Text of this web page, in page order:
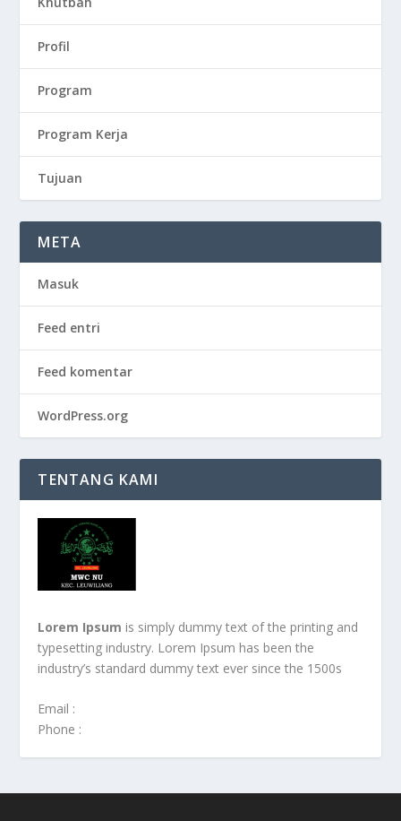
Profil
Program
Program Kerja
Tujuan
META
Masuk
Feed entri
Feed komentar
WordPress.org
TENTANG KAMI
Lorem Ipsum is simply dummy text of the printing and
typesetting industry. Lorem Ipsum has been the
industry’s standard dummy text ever since the 1500s
Email :
Phone :